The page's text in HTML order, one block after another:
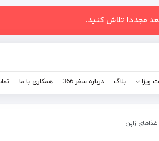
مجددا تلاش کنید.
ویزا بلاگ درباره سفر 366 همکاری با ما
ژاپن